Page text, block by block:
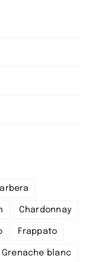
Chardonnay
Frappato
Grenache blanc